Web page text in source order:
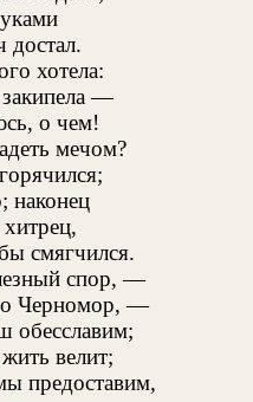
достал.
хотела:
—
о чем!
мечом?
наконец
смягчился.
спор, —
Черномор, —
обесславим;
велит;
предоставим,